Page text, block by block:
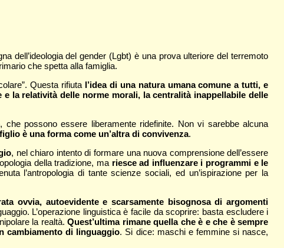
dell’ideologia del gender (Lgbt) è una prova ulteriore del terremoto
che spetta alla famiglia.
Questa rifiuta l’idea di una natura umana comune a tutti, e
la relatività delle norme morali, la centralità inappellabile delle
, che possono essere liberamente ridefinite. Non vi sarebbe alcuna
è una forma come un’altra di convivenza.
, nel chiaro intento di formare una nuova comprensione dell’essere
della tradizione, ma riesce ad influenzare i programmi e le
l’antropologia di tante scienze sociali, ed un’ispirazione per la
ovvia, autoevidente e scarsamente bisognosa di argomenti
L’operazione linguistica è facile da scoprire: basta escludere i
la realtà.Quest’ultima rimane quella che è e che è sempre
cambiamento di linguaggio. Si dice: maschi e femmine si nasce,